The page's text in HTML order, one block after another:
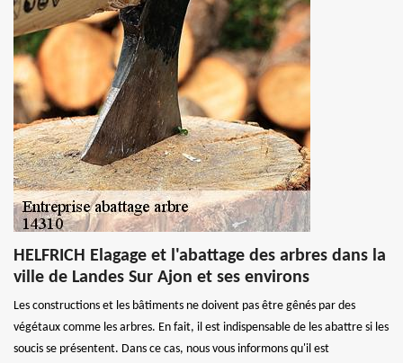
HELFRICH Elagage et l'abattage des arbres dans la
ville de Landes Sur Ajon et ses environs
Les constructions et les bâtiments ne doivent pas être gênés par des
végétaux comme les arbres. En fait, il est indispensable de les abattre si les
soucis se présentent. Dans ce cas, nous vous informons qu'il est